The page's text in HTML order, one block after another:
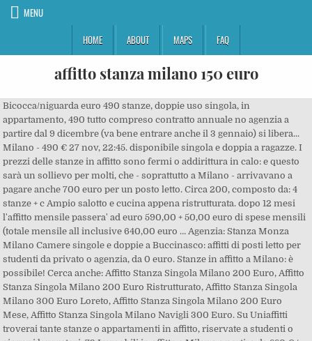
MENU
HOME
ABOUT MAPS FAQ
affitto stanza milano 150 euro
Bicocca/niguarda euro 490 stanze, doppie uso singola, in appartamento, 490 tutto compreso contratto annuale no agenzia a partire dal 9 dicembre (va bene entrare anche il 3 gennaio) si libera... Milano - 490 € 27 nov, 22:45. disponibile singola e doppia a ragazze. I prezzi delle stanze in affitto sono fermi o addirittura in calo: e questo sarà un sollievo per molti, che - soprattutto a Milano - arrivavano a pagare anche 700 euro per un posto letto. Circa 200, composto da: 4 stanze + c Ampio salotto e cucina appena ristrutturata. dopo 12 mesi l'affitto mensile passera' ad euro 590,00 + 50,00 euro di spese mensili (totale mensile all inclusive 640,00 euro … Agenzia: Stanza Monza Milano Camere singole e doppie a Buccinasco: affitti di posti letto per studenti da privato o agenzia, da 0 euro. Stanze in affitto a Milano: è possibile! Cerca anche: Affitto Stanza Singola Milano 200 Euro, Affitto Stanza Singola Milano 200 Euro Ristrutturato, Affitto Stanza Singola Milano 300 Euro Loreto, Affitto Stanza Singola Milano 200 Euro Mese, Affitto Stanza Singola Milano Navigli 300 Euro. Su Uniaffitti troverai tante stanze o appartamenti in affitto, riservate a studenti o giovani lavoratori. 73 Immobili in affitto a Milano a partire da 880 € / mese. Affitto Stanza Singola Euro 250 Roma (3598 risultati) Cerca anche: ... [Offro casa in affitto a Milano] 550 € Luogo Cambiago. 22 Immobili in affitto a Milano a partire da 350 € / mese. Duomo a 10 min in metro. 600 € Milano. Milano. Nr. Scrutando nelle aree prossime alla Città degli Studi, si possono scoprire anche stanze singole a partire da 400 Euro al mese, ben 160 Euro in meno rispetto alla media. Sei uno studente universitario e cerchi un AFFITTO ECONOMICO? Affitto stanza 300 euro Affitto a largo preneste stanza singola in appartamento con altre due ragazze, la zona è fornita di tutti i mezzi necessari per stazioni o Università, la fermata è sotto casa. 500 € 6. In: Pubblica Annuncio › Milano › Cerco camera in affitto a Milano › Cerco Stanza Singola 600 euro. Trova le migliori offerte per la tua ricerca affitto milano negozio 300 euro. Visto: 777 volte. 300 € Luogo Civitanova Marche. Milano – viale Monza 40, a 100 mt dalla MM Pasteur, zona Loreto/Buenos Aires in affitto per studentessa o lavoratrice una stanza singola con balcone e silenziosa esposizione interna ad euro 700 comprese spese. stanze a 150 euro. Annunci in Camere/posti letto a Milano e provincia. Milano (MI) Oggi alle 19:11 ... che vuole il canone mensile per una stanza intorno ai 560 Euro. Trova affitto stanza di seconda mano al miglior prezzo a milano Camere singole e doppie a Milano: affitti di posti letto per studenti da privato o agenzia, da 10 euro. Annuncio immobiliare da Privato: Stanza Singola in Affitto da Privato, 50 mq, 1 bagno, euro 300 - Cologno Monzese (Milano) - Rif.294780 milano . In affitto ampio negozio angolare di 10 vetrine di mq circa 300 totali.La zona è ben frequentata, fornita. Codice Annuncio: #325808. 490 € Luogo Milano. Si affitta SOLO A RAGAZZE bellissimo duplex (stanza + soppalco con studiolo) in OPEN SPACE finemente arredato, Zona Isola Milano. Filtri Mappa Salva ricerca. 42 Immobili in affitto a Milano a partire da 800 € / mese. Unes di fronte casa e esselunga a 200mt, bar, panificio, tabacchi. B. Bakeca 2 giorni fa. Cercasi coinquilina per stanza doppia. Abbiamo 7 affitto stanza per la tua ricerca di singola milano 300 euro a partire da 240€. Offro o posto letto condiviso o stanza in affitto. Stanze in affitto in Bovisa, in appartamenti condivisi con coinquilini. In tranquillo contesto condominiale, affittasi un posto letto a 250 euro mensili. cucina in condivisione con altri ospiti.zona ... [Offro camera in affitto a Macerata] Cerca anche: Affitto Stanza Rimini Affitto Singola. ... Login Registrati Tutte le Città Home. Fino a tarda sera.Il negozio è attualmente occupato Zona centrale ben servita dai mezzi pubblici a pochi minuti dalla stazione di Genova Brignole e dall' ospedale san Martino. 570 € 6. Si sa, ambientarsi in una nuova città non è mai un gioco da ragazzi, specialmente in una metropoli come Milano, dove il costo della vita è tendenzialmente alto. Foto; Mappa; Descrizione Cerco due conquiline per completare un appartamento in via igino garbini, vicinissimo all'ipercoop, facoltà di agraria e porta fiorentina. Affittasi Camera Singola a Milano, Via Laurana 6 per 550 Euro al mese. Zona lambrate - stanza numero 3 - via capranica - libera al 31/03/2020affittiamo stanza singola, in appartamento di mq. Vedi casa. Stanza matrimoniale uso singola. La casa è arredata e fornita di TV, lavatrice, forno a... 250€ Segnala. Affitto 150 euro mensili spese escluse. "Affitasi camera singola in appartamento al terzo piano, sito in via teodosio 94. Stanza,Via Panfilo Castaldi, BUENOS AIRES. Visto: 553 volte. 880 euro + 280 di spese totali, compreso ri Trova le migliori offerte per la tua ricerca affitto stanza milano 300 euro. Posto letto 250 20139, Corvetto, Municipio 4, Milano, Provincia di Milano . Abbiamo 14 affitto stanza per la tua ricerca di 100 euro mese milano a partire da 350€. Trova le migliori offerte per la tua ricerca affitto posto letto 150 euro milano. Milano (MI) Ieri alle 19:43. A 10 minuti a piedi da città studi, (Politecnico di Milano, platinum. [Offro casa in affitto a Milano] Cerca anche: affitta camera milano. Stanze in affitto a Milano. In un casale a due km dalla citta' affitto stanza con bagno. Stanze Bilocale Mq 48 Privato; BOX 14 MQ AFFITTO IN VIA DE CASTILLIA 10 MILANO- QUARTIERE ISOLA [03-10-2020] Affitto box 14 mq in via de castillia 10, piano -2 raggiungibile con ascensore. Stanze in affitto a Buccinasco, in appartamenti condivisi con coinquilini. offro posto letto , in stanza indipendente , bovisa politecnico , mq 150 , primo piano , arredata , ingresso privato , balcone , presa tv , parquet , moquette , conquilini maschi , conquiline femmine , affitto euro 240 per mese affitto al prezzo di un posto letto una piccola stanza singola, comoda per il politecnico in bovisa e altre universit 17 novembre, 09:31. Pubblicato: 07/09/20. Milano (MI) Ieri alle 20:15. ), con ampio giardino condominiale con rastrelliere per biciclette, e servizio di portierato. Affitto da febbraio 2021 una stanza singola a Milano in appartamento di 3 camere (2 già affittate separatamente), soggiorno, cucina abitabile, doppi servizi, terrazzino e balcone, (mq.112 tot. vicino alla stazione zona centrale pochi metri dalla stazione e autobus prezzo da 150 e 180 piu piccole spese di consumo per contatti 3248706346 wind oppure 3389702327 tim mi chiamo ciro . Stesso discorso vale anche se si è giovani studenti in carca di una stanza in affitto. Azienda cerca in affitto magazzino o deposito, milano sud ovest - 100/150 mq, o limitrofi... Milano - 1 € 22 set, 20:20. Le nostre tariffe: Mansarda: a partire da Euro 150 Appartamento piano terra: a partire da Euro 200 Appartamento primo o secondo piano: a partire da Euro 250. Affittasi esclusivamente a donne ampia camera singola in appartamento composto da cucina abitabile, bagno e altra stanza singola. Cerco una stanza dal primo ottobre, per 600 euro al mese. 450 € 6. Annuncio immobiliare da Privato: Stanza Singola in Affitto da Privato, 10 mq, 2 bagni, euro 550 - Milano, Zona Bovisa - Rif.280226 Stanza. Nr. 150 € Via Igino Garbini, 01100 Viterbo VT. Codice Annuncio: #145565. Stanza Singola in affitto a Milano. Bellissimo appartamentino composto da ingresso, cucina-soggiorno con divano-letto singolo, 1 stanza. Camera singola 150 mt mm san siro. Libero da Gennaio. Le altre due stanze sono affittate a lavoratori presenti già da 2 anni.Vicinissima a metro Lambrate e Udine M2 verde. Affitto a studente bilocale in condivisione a milano zona turrom1 importo mensile euro 300 utenze luce gas a parte per info marina tel... Milano - 300 € 20 set, 20:09. 9. Camere singole e doppie in Bovisa: affitti di posti letto per studenti da privato o agenzia, da 200 euro. AFFITTO ampia stanza in LOFT A MILANO (BREVI PERIODI). 37. Trova affitto stanza di seconda mano al miglior prezzo a milano Viale Renato Serra 16. Stanze in affitto a Milano . Se sei alla ricerca di un alloggio in affitto a Milano, un appartamento, una stanza singola o una doppia, su uniaffitti potrai contattare gratuitamente centinaia di inserzionisti, privati, affittacamere o agenzie. Sempre per agevolare un maggior afflusso da parte di giovani in città, L'affitto mensile è di euro 500 comprensivo di spese condominiali … 03/01/2021. Stanza Singola in affitto a Milano. Ordina per: Rilevanza - Prezzo - Data inserimento trilocale 40 mq piu giardino a persona singola [10-11-2020] Trilocale piano terra capo fila … Trova le migliori offerte per la tua ricerca affitto stanza singola milano 250 euro. Ai coprimaterassi. Ingresso indipendente, ampia stanza da letto totalmente arredata, studiolo sul soppalco tutto con parquet. Chiamare allo 3493462612 . Trovare una stanza in affitto a Milano potrebbe rivelarsi quindi più arduo del previsto se non hai le idee chiare su dove vivere e quanto vuoi spendere. Cauzione 150€,rispondo solo al 106 Immobili in affitto a Milano a partire da 1.750 € / mese. Stanza singola. 1.371 risultati. San Lorenzo / Pigneto / Centocelle. novate milanese . Scopri nostri bilocali composti da ingresso/soggiorno, camera da letto, bagno e balcone e dotati di tutti i comfort. Camera ufficio bicocca parco nord. La casa si trova a piano terra, è composta da 3 singole un bagno ,sala con divano e ampia cucina. › Viterbo › Offro camera in affitto a Viterbo › stanze a 150 euro. Stanze in affitto a Milano, in appartamenti condivisi con coinquilini. Uso di cucina attrezzata, bagno con doccia, posto bici in cortile. Affitto bilicare in condivisione. Affitto stanza posto letto 150 euro milano Affitto stanza posto letto roma via tuscolana . B. Bakeca 5 giorni fa. Milano (MI) Ieri alle 20:15. Info Base. Affittasi due posti letto a 250 euro ciascuno per uomini lavoratori.Lappartamento è in un condominio. Ord